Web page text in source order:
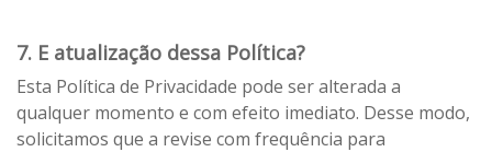
7. E atualização dessa Política?
Esta Política de Privacidade pode ser alterada a
qualquer momento e com efeito imediato. Desse modo,
solicitamos que a revise com frequência para